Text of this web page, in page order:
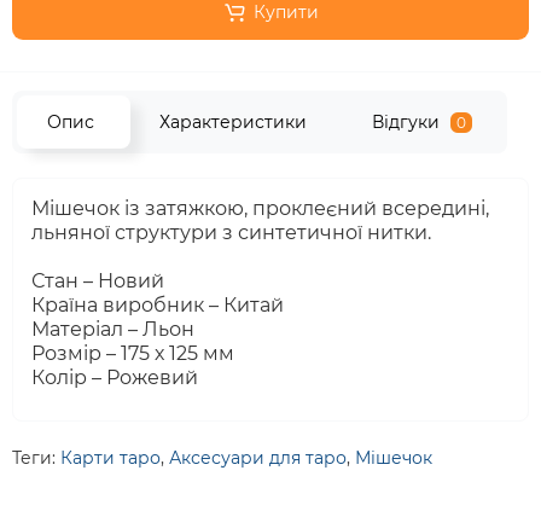
Купити
Опис Характеристики Відгуки 0
Мішечок із затяжкою, проклеєний всередині,
льняної структури з синтетичної нитки.
Стан – Новий
Країна виробник – Китай
Матеріал – Льон
Розмір – 175 х 125 мм
Колір – Рожевий
Теги: Карти таро, Аксесуари для таро, Мішечок